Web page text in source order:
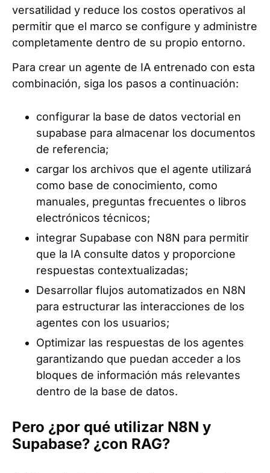
versatilidad y reduce los costos operativos al
permitir que el marco se configure y administre
completamente dentro de su propio entorno.
Para crear un agente de IA entrenado con esta
combinación, siga los pasos a continuación:
configurar la base de datos vectorial en
supabase para almacenar los documentos
de referencia;
cargar los archivos que el agente utilizará
como base de conocimiento, como
manuales, preguntas frecuentes o libros
electrónicos técnicos;
integrar Supabase con N8N para permitir
que la IA consulte datos y proporcione
respuestas contextualizadas;
Desarrollar flujos automatizados en N8N
para estructurar las interacciones de los
agentes con los usuarios;
Optimizar las respuestas de los agentes
garantizando que puedan acceder a los
bloques de información más relevantes
dentro de la base de datos.
Pero ¿por qué utilizar N8N y
Supabase? ¿con RAG?